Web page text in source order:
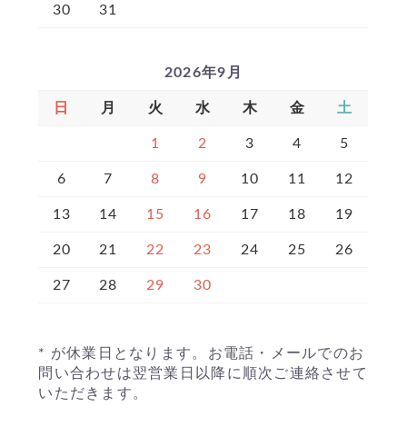
30 31
2026年9月
日 月 火 水 木 金 土
1 2 3 4 5
6 7 8 9 10 11 12
13 14 15 16 17 18 19
20 21 22 23 24 25 26
27 28 29 30
* が休業日となります。お電話・メールでのお
問い合わせは翌営業日以降に順次ご連絡させて
いただきます。